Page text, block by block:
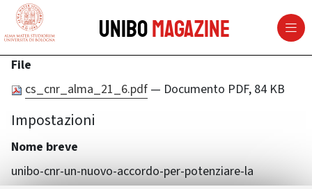
vai al contenuto della pagina
UniboMagazine
File
cs_cnr_alma_21_6.pdf — Documento PDF, 84 KB
Impostazioni
Nome breve
unibo-cnr-un-nuovo-accordo-per-potenziare-la